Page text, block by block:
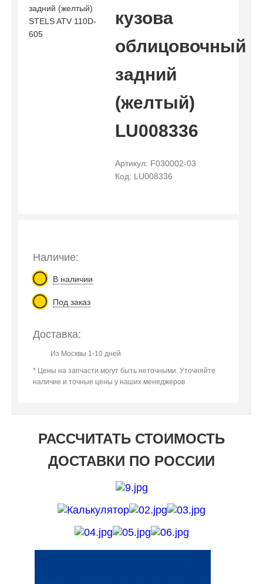
кузова
облицовочный
задний
(желтый)
LU008336
Артикул: F030002-03
Код: LU008336
Наличие:
В наличии
Под заказ
Доставка:
Из Москвы 1-10 дней
* Цены на запчасти могут быть неточными. Уточняйте
наличие и точные цены у наших менеджеров
РАССЧИТАТЬ СТОИМОСТЬ
ДОСТАВКИ ПО РОССИИ